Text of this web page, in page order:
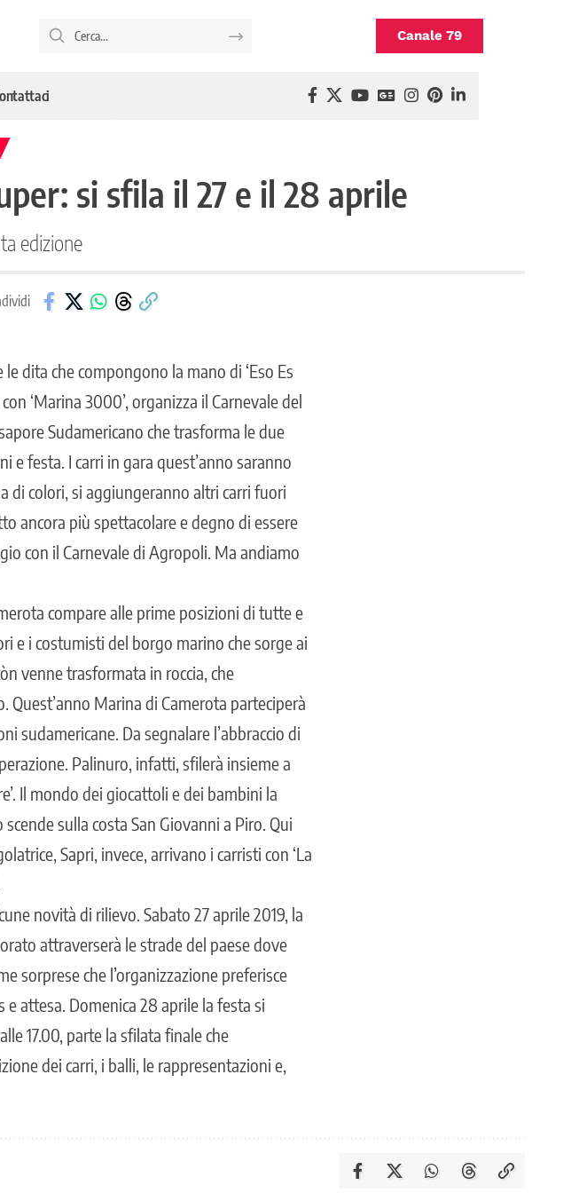
Canale 79
si sfila il 27 e il 28 aprile
edizione
dita che compongono la mano di ‘Eso Es
‘Marina 3000’, organizza il Carnevale del
Sudamericano che trasforma le due
e festa. I carri in gara quest’anno saranno
di colori, si aggiungeranno altri carri fuori
ancora più spettacolare e degno di essere
con il Carnevale di Agropoli. Ma andiamo
compare alle prime posizioni di tutte e
e i costumisti del borgo marino che sorge ai
venne trasformata in roccia, che
Quest’anno Marina di Camerota parteciperà
sudamericane. Da segnalare l’abbraccio di
Palinuro, infatti, sfilerà insieme a
Il mondo dei giocattoli e dei bambini la
sulla costa San Giovanni a Piro. Qui
Sapri, invece, arrivano i carristi con ‘La
novità di rilievo. Sabato 27 aprile 2019, la
attraverserà le strade del paese dove
sorprese che l’organizzazione preferisce
attesa. Domenica 28 aprile la festa si
17.00, parte la sfilata finale che
dei carri, i balli, le rappresentazioni e,